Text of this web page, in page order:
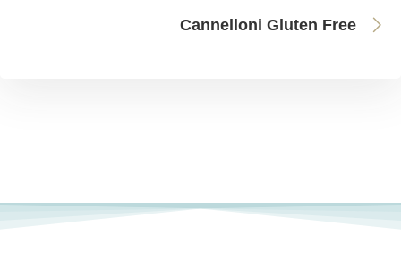
Cannelloni Gluten Free